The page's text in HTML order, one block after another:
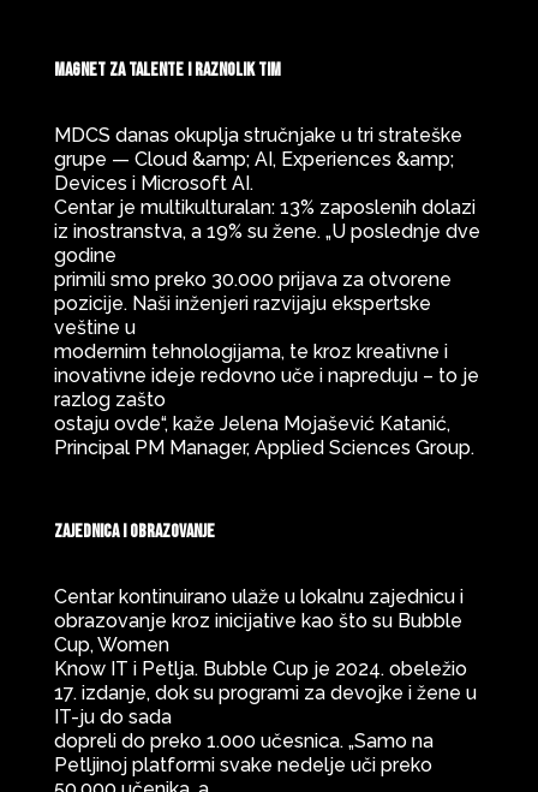
Magnet za talente i raznolik tim
MDCS danas okuplja stručnjake u tri strateške
grupe — Cloud &amp; AI, Experiences &amp;
Devices i Microsoft AI.
Centar je multikulturalan: 13% zaposlenih dolazi
iz inostranstva, a 19% su žene. „U poslednje dve
godine
primili smo preko 30.000 prijava za otvorene
pozicije. Naši inženjeri razvijaju ekspertske
veštine u
modernim tehnologijama, te kroz kreativne i
inovativne ideje redovno uče i napreduju – to je
razlog zašto
ostaju ovde“, kaže Jelena Mojašević Katanić,
Principal PM Manager, Applied Sciences Group.
Zajednica i obrazovanje
Centar kontinuirano ulaže u lokalnu zajednicu i
obrazovanje kroz inicijative kao što su Bubble
Cup, Women
Know IT i Petlja. Bubble Cup je 2024. obeležio
17. izdanje, dok su programi za devojke i žene u
IT-ju do sada
dopreli do preko 1.000 učesnica. „Samo na
Petljinoj platformi svake nedelje uči preko